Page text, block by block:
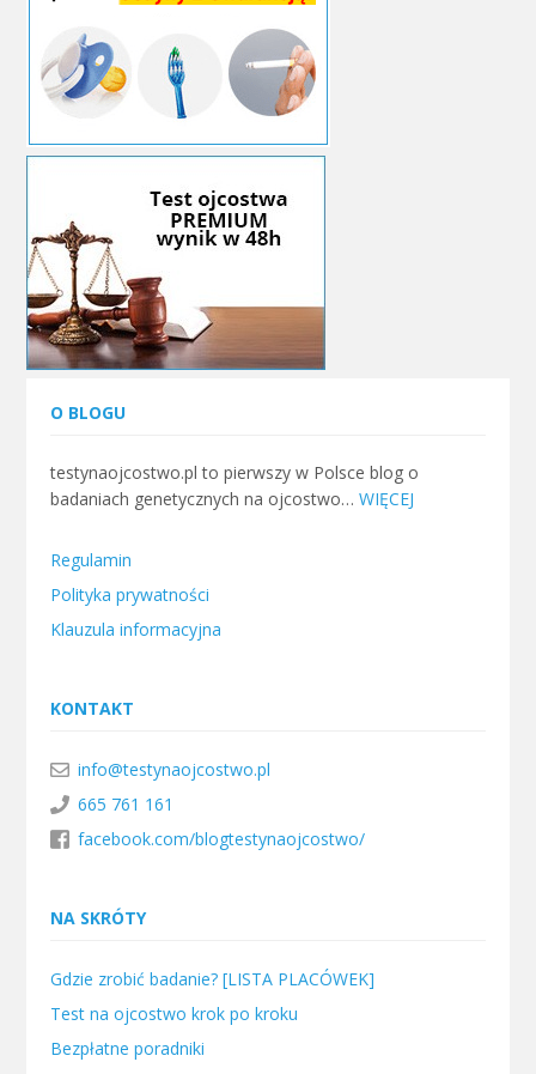
O BLOGU
testynaojcostwo.pl to pierwszy w Polsce blog o
badaniach genetycznych na ojcostwo…WIĘCEJ
Regulamin
Polityka prywatności
Klauzula informacyjna
KONTAKT
info@testynaojcostwo.pl
665 761 161
facebook.com/blogtestynaojcostwo/
NA SKRÓTY
Gdzie zrobić badanie? [LISTA PLACÓWEK]
Test na ojcostwo krok po kroku
Bezpłatne poradniki